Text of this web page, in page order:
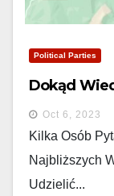
Political Parties
Dokąd
Oct 6, 2023
Kilka Osób
Najbliższych
Udzielić...